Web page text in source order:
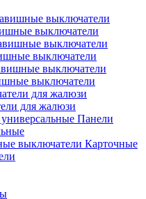
выключатели
выключатели
выключатели
для жалюзи
Панели
Карточные